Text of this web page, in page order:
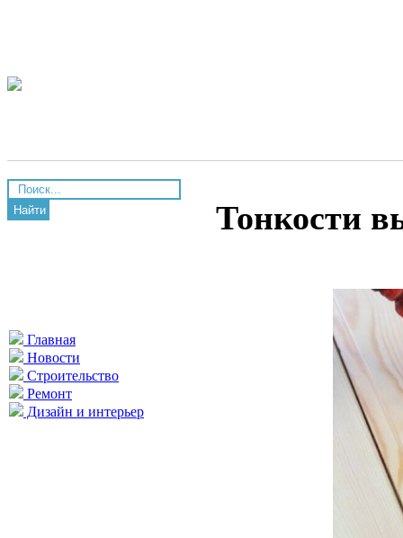
Найти
Главная
Новости
Строительство
Ремонт
Дизайн и интерьер
Тонкости